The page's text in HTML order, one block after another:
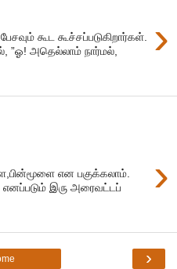
›
கூட கூச்சப்படுகிறார்கள்.
”ஓ! அதெல்லாம் நார்மல்,
›
என பகுக்கலாம்.
எனப்படும் இரு அரைவட்டப்
›